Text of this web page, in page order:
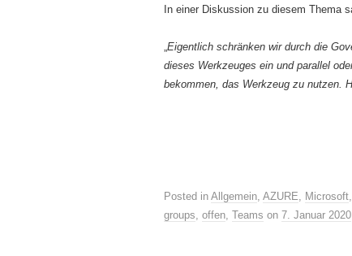
In einer Diskussion zu diesem Thema
„Eigentlich schränken wir durch die
dieses Werkzeuges ein und parallel
bekommen, das Werkzeug zu nutzen.
Posted in Allgemein, AZURE, Microsoft,
groups, offen, Teams on 7. Januar 2020